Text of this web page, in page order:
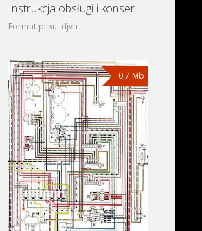
Instrukcja obsługi i konserwacji samochodów UAZ-31512,
Format pliku: djvu
0,7 Mb